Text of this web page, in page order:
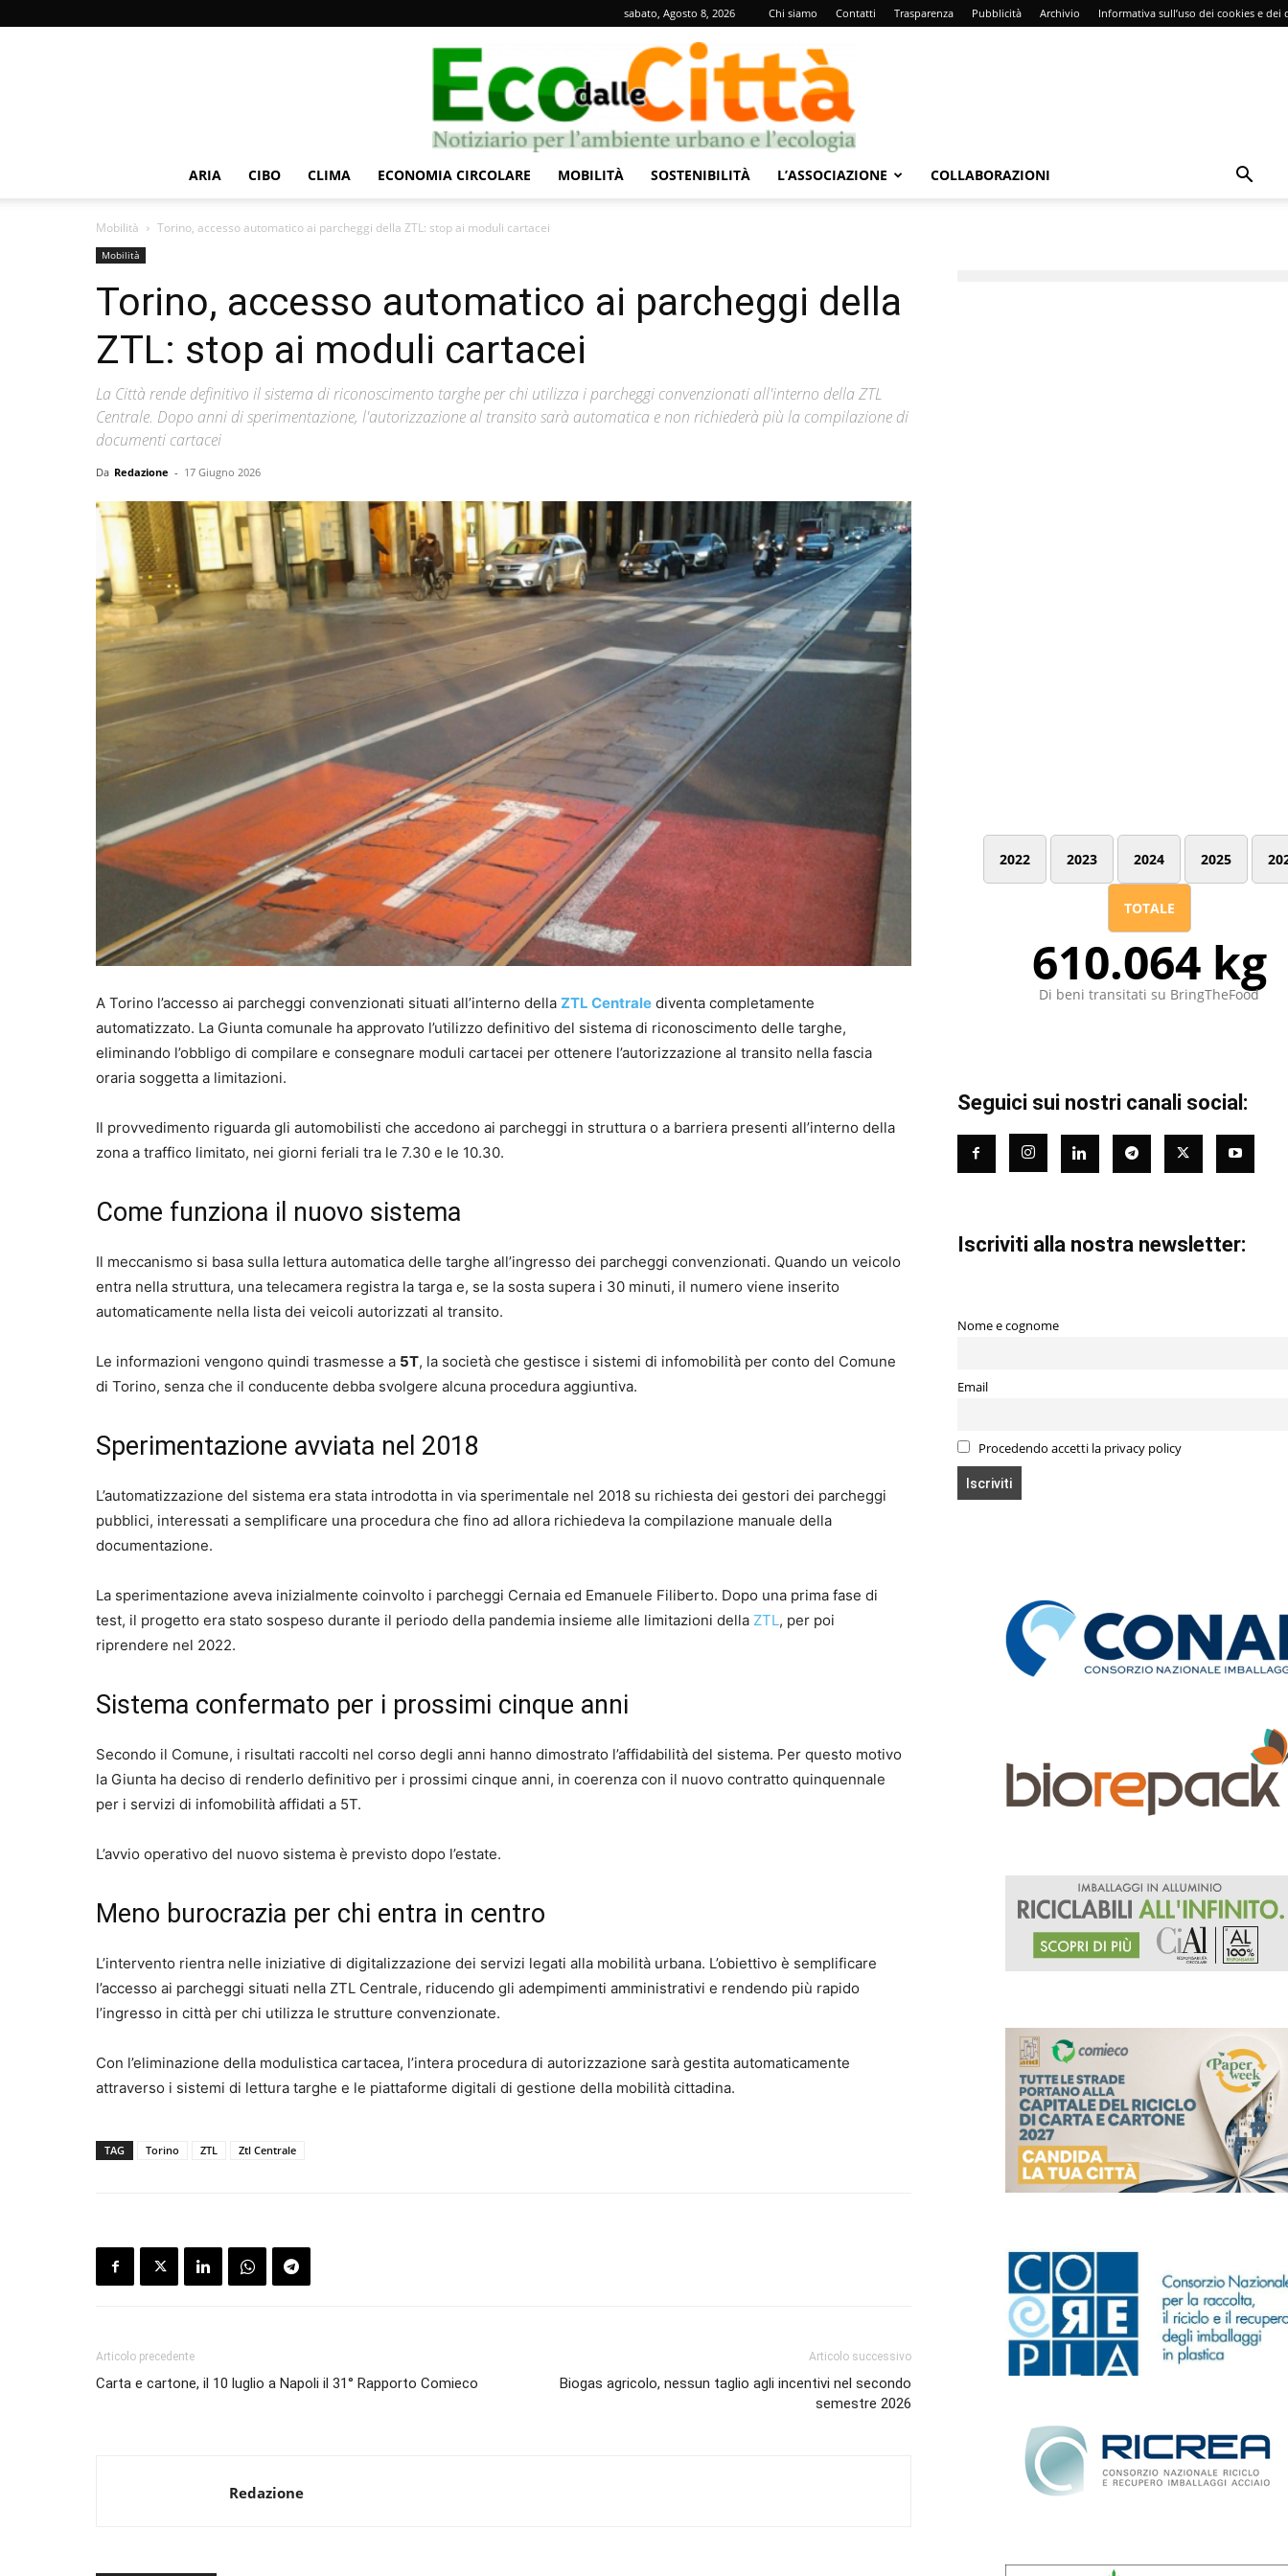
sabato, Agosto 8, 2026 Chi siamo Contatti Trasparenza Pubblicità Archivio Informativa sull’uso dei cookies e dei
ARIA CIBO CLIMA ECONOMIA CIRCOLARE MOBILITÀ SOSTENIBILITÀ L’ASSOCIAZIONE COLLABORAZIONI
Mobilità Torino, accesso automatico ai parcheggi della ZTL: stop ai moduli cartacei
Mobilità
Torino, accesso automatico ai parcheggi della
ZTL: stop ai moduli cartacei
La Città rende definitivo il sistema di riconoscimento targhe per chi utilizza i parcheggi convenzionati all'interno della ZTL
Centrale. Dopo anni di sperimentazione, l'autorizzazione al transito sarà automatica e non richiederà più la compilazione di
documenti cartacei
Da Redazione - 17 Giugno 2026
A Torino l’accesso ai parcheggi convenzionati situati all’interno della ZTL Centrale diventa completamente
automatizzato. La Giunta comunale ha approvato l’utilizzo definitivo del sistema di riconoscimento delle targhe,
eliminando l’obbligo di compilare e consegnare moduli cartacei per ottenere l’autorizzazione al transito nella fascia
oraria soggetta a limitazioni.
Il provvedimento riguarda gli automobilisti che accedono ai parcheggi in struttura o a barriera presenti all’interno della
zona a traffico limitato, nei giorni feriali tra le 7.30 e le 10.30.
Come funziona il nuovo sistema
Il meccanismo si basa sulla lettura automatica delle targhe all’ingresso dei parcheggi convenzionati. Quando un veicolo
entra nella struttura, una telecamera registra la targa e, se la sosta supera i 30 minuti, il numero viene inserito
automaticamente nella lista dei veicoli autorizzati al transito.
Le informazioni vengono quindi trasmesse a 5T, la società che gestisce i sistemi di infomobilità per conto del Comune
di Torino, senza che il conducente debba svolgere alcuna procedura aggiuntiva.
Sperimentazione avviata nel 2018
L’automatizzazione del sistema era stata introdotta in via sperimentale nel 2018 su richiesta dei gestori dei parcheggi
pubblici, interessati a semplificare una procedura che fino ad allora richiedeva la compilazione manuale della
documentazione.
La sperimentazione aveva inizialmente coinvolto i parcheggi Cernaia ed Emanuele Filiberto. Dopo una prima fase di
test, il progetto era stato sospeso durante il periodo della pandemia insieme alle limitazioni della ZTL, per poi
riprendere nel 2022.
Sistema confermato per i prossimi cinque anni
Secondo il Comune, i risultati raccolti nel corso degli anni hanno dimostrato l’affidabilità del sistema. Per questo motivo
la Giunta ha deciso di renderlo definitivo per i prossimi cinque anni, in coerenza con il nuovo contratto quinquennale
per i servizi di infomobilità affidati a 5T.
L’avvio operativo del nuovo sistema è previsto dopo l’estate.
Meno burocrazia per chi entra in centro
L’intervento rientra nelle iniziative di digitalizzazione dei servizi legati alla mobilità urbana. L’obiettivo è semplificare
l’accesso ai parcheggi situati nella ZTL Centrale, riducendo gli adempimenti amministrativi e rendendo più rapido
l’ingresso in città per chi utilizza le strutture convenzionate.
Con l’eliminazione della modulistica cartacea, l’intera procedura di autorizzazione sarà gestita automaticamente
attraverso i sistemi di lettura targhe e le piattaforme digitali di gestione della mobilità cittadina.
TAG Torino ZTL Ztl Centrale
Articolo precedente
Carta e cartone, il 10 luglio a Napoli il 31° Rapporto Comieco
Articolo successivo
Biogas agricolo, nessun taglio agli incentivi nel secondo
semestre 2026
Redazione
2022 2023 2024 2025
TOTALE
610.064 kg
Di beni transitati su BringTheFood
Seguici sui nostri canali social:
Iscriviti alla nostra newsletter:
Nome e cognome
Email
Procedendo accetti la privacy policy